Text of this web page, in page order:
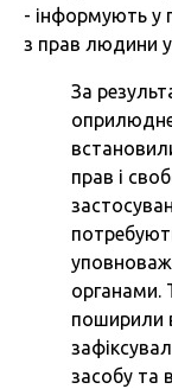
- інформують у
з прав людини у
За
прав і
органами.
поширили
засобу та